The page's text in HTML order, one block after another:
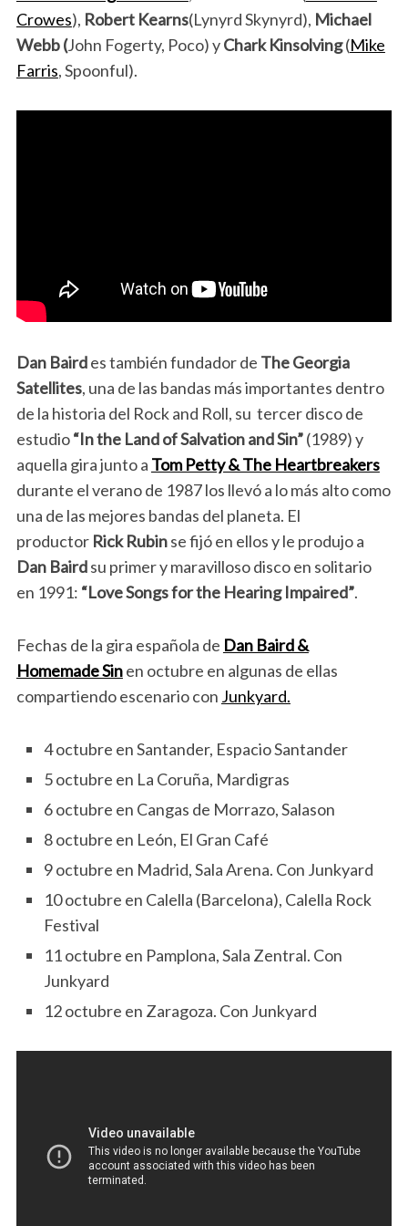
Crowes), Robert Kearns(Lynyrd Skynyrd), Michael
Webb (John Fogerty, Poco) yChark Kinsolving(Mike
Farris, Spoonful).
Dan Bairdes también fundador de The Georgia
Satellites, una de las bandas más importantes dentro
de la historia del Rock and Roll, su tercer disco de
estudio“In the Land of Salvation and Sin”(1989) y
aquella gira junto a Tom Petty & The Heartbreakers
durante el verano de 1987 los llevó a lo más alto como
una de las mejores bandas del planeta. El
productor Rick Rubinse fijó en ellos y le produjo a
Dan Bairdsu primer y maravilloso disco en solitario
en 1991: “Love Songs for the Hearing Impaired”.
Fechas de la gira española de Dan Baird &
Homemade Sinen octubre en algunas de ellas
compartiendo escenario con Junkyard.
4 octubre en Santander, Espacio Santander
5 octubre en La Coruña, Mardigras
6 octubre en Cangas de Morrazo, Salason
8 octubre en León, El Gran Café
9 octubre en Madrid, Sala Arena. Con Junkyard
10 octubre en Calella (Barcelona), Calella Rock
Festival
11 octubre en Pamplona, Sala Zentral. Con
Junkyard
12 octubre en Zaragoza. Con Junkyard